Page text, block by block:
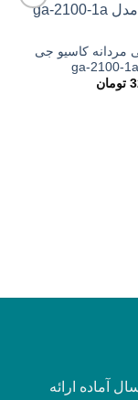
افزودنکاسیو جی
تومان
ساعت گوهرچی با سابقه بیش از 40 سال آماده ارائه